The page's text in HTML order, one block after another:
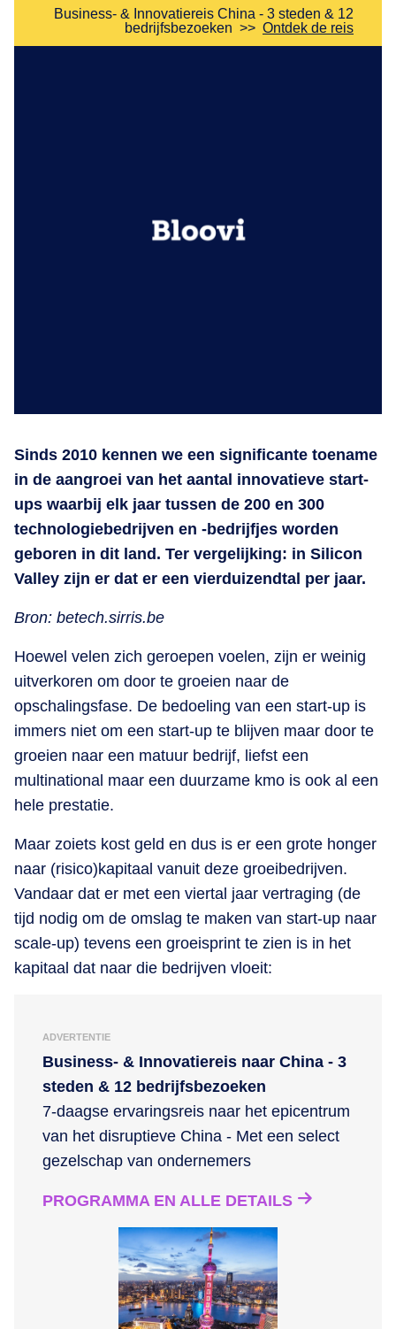
Business- & Innovatiereis China - 3 steden & 12
bedrijfsbezoeken >> Ontdek de reis
Sinds 2010 kennen we een significante toename
in de aangroei van het aantal innovatieve start-
ups waarbij elk jaar tussen de 200 en 300
technologiebedrijven en -bedrijfjes worden
geboren in dit land. Ter vergelijking: in Silicon
Valley zijn er dat er een vierduizendtal per jaar.
Bron: betech.sirris.be
Hoewel velen zich geroepen voelen, zijn er weinig
uitverkoren om door te groeien naar de
opschalingsfase. De bedoeling van een start-up is
immers niet om een start-up te blijven maar door te
groeien naar een matuur bedrijf, liefst een
multinational maar een duurzame kmo is ook al een
hele prestatie.
Maar zoiets kost geld en dus is er een grote honger
naar (risico)kapitaal vanuit deze groeibedrijven.
Vandaar dat er met een viertal jaar vertraging (de
tijd nodig om de omslag te maken van start-up naar
scale-up) tevens een groeisprint te zien is in het
kapitaal dat naar die bedrijven vloeit:
ADVERTENTIE
Business- & Innovatiereis naar China - 3
steden & 12 bedrijfsbezoeken
7-daagse ervaringsreis naar het epicentrum
van het disruptieve China - Met een select
gezelschap van ondernemers
PROGRAMMA EN ALLE DETAILS